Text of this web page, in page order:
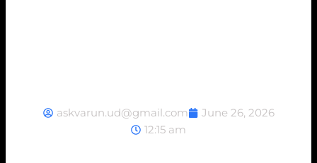
askvarun.ud@gmail.com
June 26, 2026
12:15 am